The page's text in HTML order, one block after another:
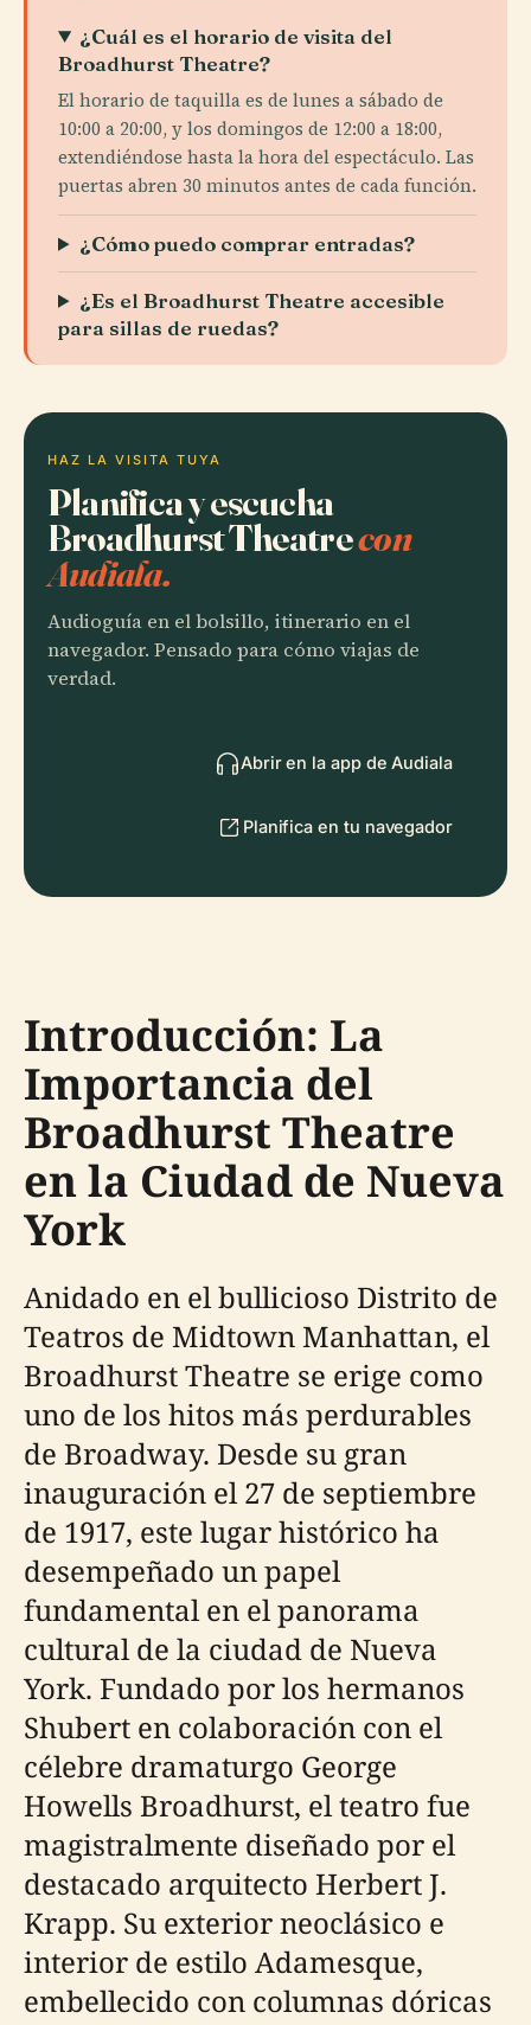
¿Cuál es el horario de visita del
Broadhurst Theatre?
El horario de taquilla es de lunes a sábado de
10:00 a 20:00, y los domingos de 12:00 a 18:00,
extendiéndose hasta la hora del espectáculo. Las
puertas abren 30 minutos antes de cada función.
¿Cómo puedo comprar entradas?
¿Es el Broadhurst Theatre accesible
para sillas de ruedas?
HAZ LA VISITA TUYA
Planifica y escucha
Broadhurst Theatrecon
Audiala.
Audioguía en el bolsillo, itinerario en el
navegador. Pensado para cómo viajas de
verdad.
Abrir en la app de Audiala
Planifica en tu navegador
Introducción: La
Importancia del
Broadhurst Theatre
en la Ciudad de Nueva
York
Anidado en el bullicioso Distrito de
Teatros de Midtown Manhattan, el
Broadhurst Theatre se erige como
uno de los hitos más perdurables
de Broadway. Desde su gran
inauguración el 27 de septiembre
de 1917, este lugar histórico ha
desempeñado un papel
fundamental en el panorama
cultural de la ciudad de Nueva
York. Fundado por los hermanos
Shubert en colaboración con el
célebre dramaturgo George
Howells Broadhurst, el teatro fue
magistralmente diseñado por el
destacado arquitecto Herbert J.
Krapp. Su exterior neoclásico e
interior de estilo Adamesque,
embellecido con columnas dóricas